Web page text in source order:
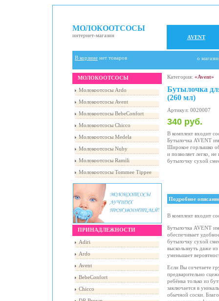
МОЛОКООТСОСЫ
интернет-магазин AVENT
В корзине нет товаров о
МОЛОКООТСОСЫ
Молокоотсосы Ardo
Молокоотсосы Avent
Молокоотсосы BebeConfort
Молокоотсосы Chicco
Молокоотсосы Medela
Молокоотсосы Nuby
Молокоотсосы Ramili
Молокоотсосы Tommee Tippee
ПРИНАДЛЕЖНОСТИ
Adiri
Ardo
Avent
BebeConfort
Chicco
Категория: «Avent»
Бутылочка
(260 мл)
Артикул: 0020007
340 руб.
В комплект входит
Бутылочка AVENT
Широкое горлышко
и позволяет легко,
бутылочку сухой
Подробное
В комплект входит
Бутылочка AVENT
обеспечивает
бутылочку сухой
выскользнуть даже
уменьшает
Если Вы сочетаете
предварительно
ребёнка только из
заключается в
обычной соски.